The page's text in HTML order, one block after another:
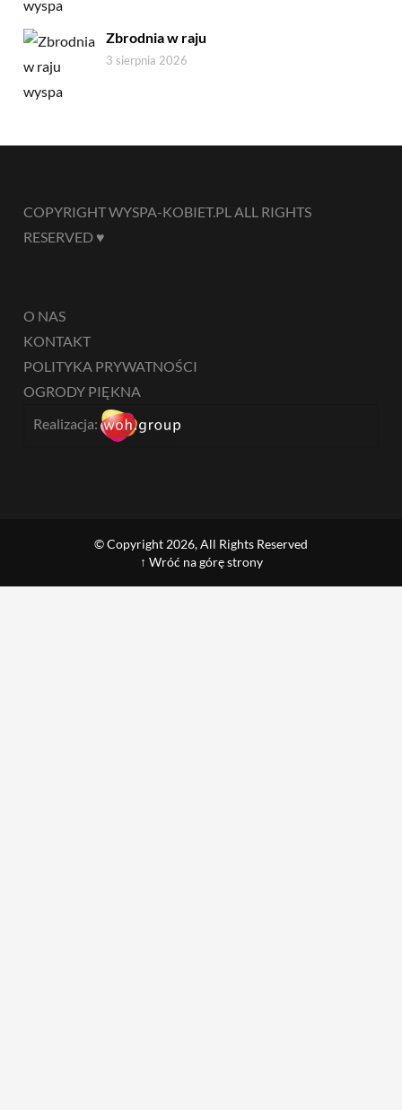
Zbrodnia w raju
3 sierpnia 2026
COPYRIGHT WYSPA-KOBIET.PL ALL RIGHTS
RESERVED ♥
O NAS
KONTAKT
POLITYKA PRYWATNOŚCI
OGRODY PIĘKNA
Realizacja:
© Copyright 2026, All Rights Reserved
↑ Wróć na górę strony